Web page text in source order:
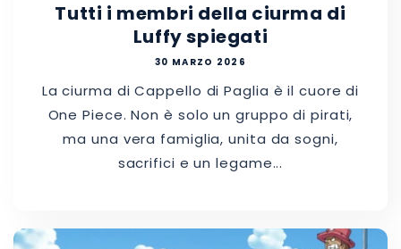
Tutti i membri della ciurma di
Luffy spiegati
30 MARZO 2026
La ciurma di Cappello di Paglia è il cuore di
One Piece. Non è solo un gruppo di pirati,
ma una vera famiglia, unita da sogni,
sacrifici e un legame...